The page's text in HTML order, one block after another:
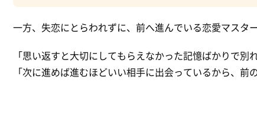
一方、失恋にとらわれずに、前へ進んでいる恋愛マスタ
「思い返すと大切にしてもらえなかった記憶ばかりで別
「次に進めば進むほどいい相手に出会っているから、前